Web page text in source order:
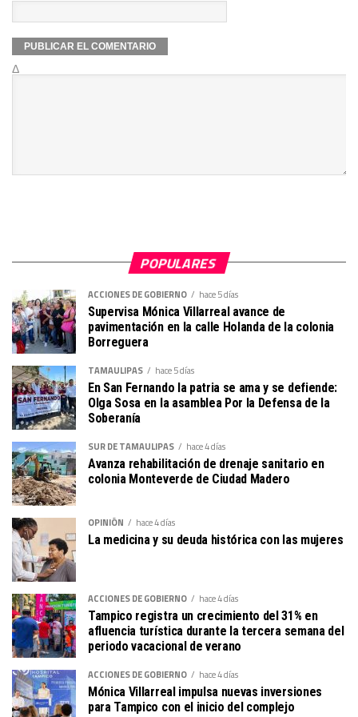
Δ
POPULARES
ACCIONES DE GOBIERNO hace 5 días
Supervisa Mónica Villarreal avance de
pavimentación en la calle Holanda de la colonia
Borreguera
TAMAULIPAS hace 5 días
En San Fernando la patria se ama y se defiende:
Olga Sosa en la asamblea Por la Defensa de la
Soberanía
SUR DE TAMAULIPAS hace 4 días
Avanza rehabilitación de drenaje sanitario en
colonia Monteverde de Ciudad Madero
OPINIÓN hace 4 días
La medicina y su deuda histórica con las mujeres
ACCIONES DE GOBIERNO hace 4 días
Tampico registra un crecimiento del 31% en
afluencia turística durante la tercera semana del
periodo vacacional de verano
ACCIONES DE GOBIERNO hace 4 días
Mónica Villarreal impulsa nuevas inversiones
para Tampico con el inicio del complejo